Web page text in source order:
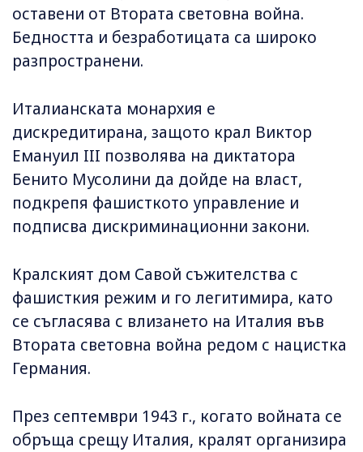
оставени от Втората световна война.
Бедността и безработицата са широко
разпространени.
Италианската монархия е
дискредитирана, защото крал Виктор
Емануил III позволява на диктатора
Бенито Мусолини да дойде на власт,
подкрепя фашисткото управление и
подписва дискриминационни закони.
Кралският дом Савой съжителства с
фашисткия режим и го легитимира, като
се съгласява с влизането на Италия във
Втората световна война редом с нацистка
Германия.
През септември 1943 г., когато войната се
обръща срещу Италия, кралят организира